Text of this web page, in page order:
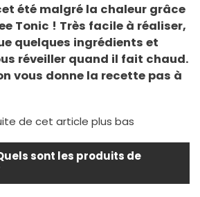
été malgré la chaleur grâce
Tonic ! Très facile à réaliser,
quelques ingrédients et
réveiller quand il fait chaud.
vous donne la recette pas à
de cet article plus bas
sont les produits de